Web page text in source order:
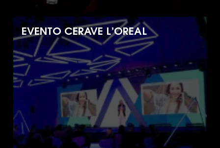
EVENTO CERAVE L’OREAL